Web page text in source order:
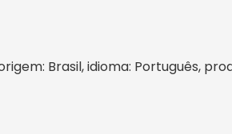
Brasil, idioma: Português,